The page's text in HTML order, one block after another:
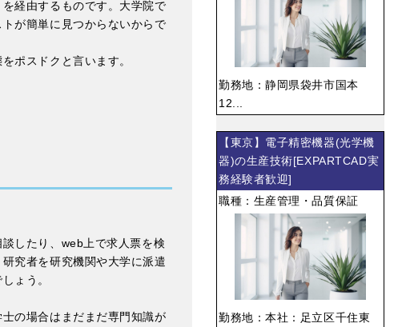
経由するものです。大学院で
が簡単に見つからないからで
ポスドクと言います。
したり、web上で求人票を検
究者を研究機関や大学に派遣
ょう。
の場合はまだまだ専門知識が
勤務地：静岡県袋井市国本
12...
【東京】電子精密機器(光学機
器)の生産技術[EXPARTCAD実
務経験者歓迎]
職種：生産管理・品質保証
勤務地：本社：足立区千住東